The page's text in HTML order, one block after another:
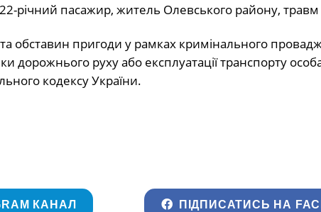
22-річний пасажир, житель Олевського району,
обставин пригоди у рамках кримінального
дорожнього руху або експлуатації транспорту
кодексу України.
КАНАЛ ПІДПИСАТИСЬ НА